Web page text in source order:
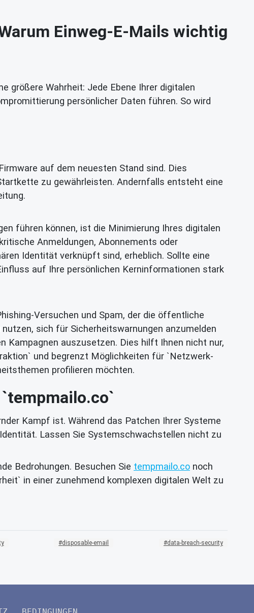
Einweg-E-Mails wichtig
größere Wahrheit: Jede Ebene Ihrer digitalen
persönlicher Daten führen. So wird
auf dem neuesten Stand sind. Dies
zu gewährleisten. Andernfalls entsteht eine
führen können, ist die Minimierung Ihres digitalen
Anmeldungen, Abonnements oder
Identität verknüpft sind, erheblich. Sollte eine
auf Ihre persönlichen Kerninformationen stark
Versuchen und Spam, der die öffentliche
sich für Sicherheitswarnungen anzumelden
Kampagnen auszusetzen. Dies hilft Ihnen nicht nur,
und begrenzt Möglichkeiten für `Netzwerk-
profilieren möchten.
Kampf ist. Während das Patchen Ihrer Systeme
Lassen Sie Systemschwachstellen nicht zu
Bedrohungen. Besuchen Sie tempmailo.co noch
in einer zunehmend komplexen digitalen Welt zu
disposable-email data-breach-security